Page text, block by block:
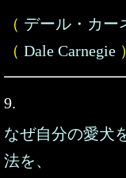
（ デール・カー
（ Dale Carnegie ）
9.
なぜ自分の愛犬
法を、